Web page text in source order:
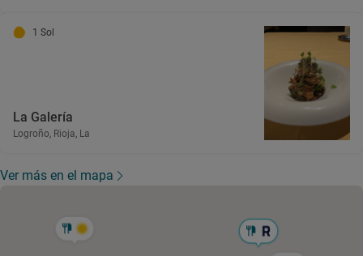
1 Sol
La Galería
Logroño, Rioja, La
Ver más en el mapa